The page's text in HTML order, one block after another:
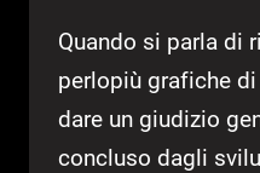
Quando si parla di
perlopiù grafiche
dare un giudizio
concluso dagli